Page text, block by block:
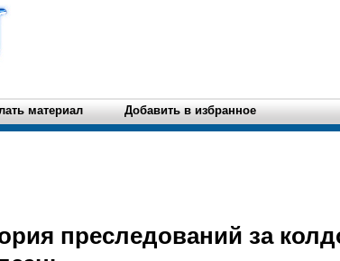
материал Добавить в избранное
преследований за